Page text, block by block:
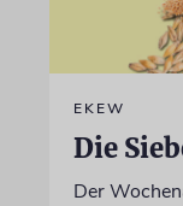
EKEW
Die
Der